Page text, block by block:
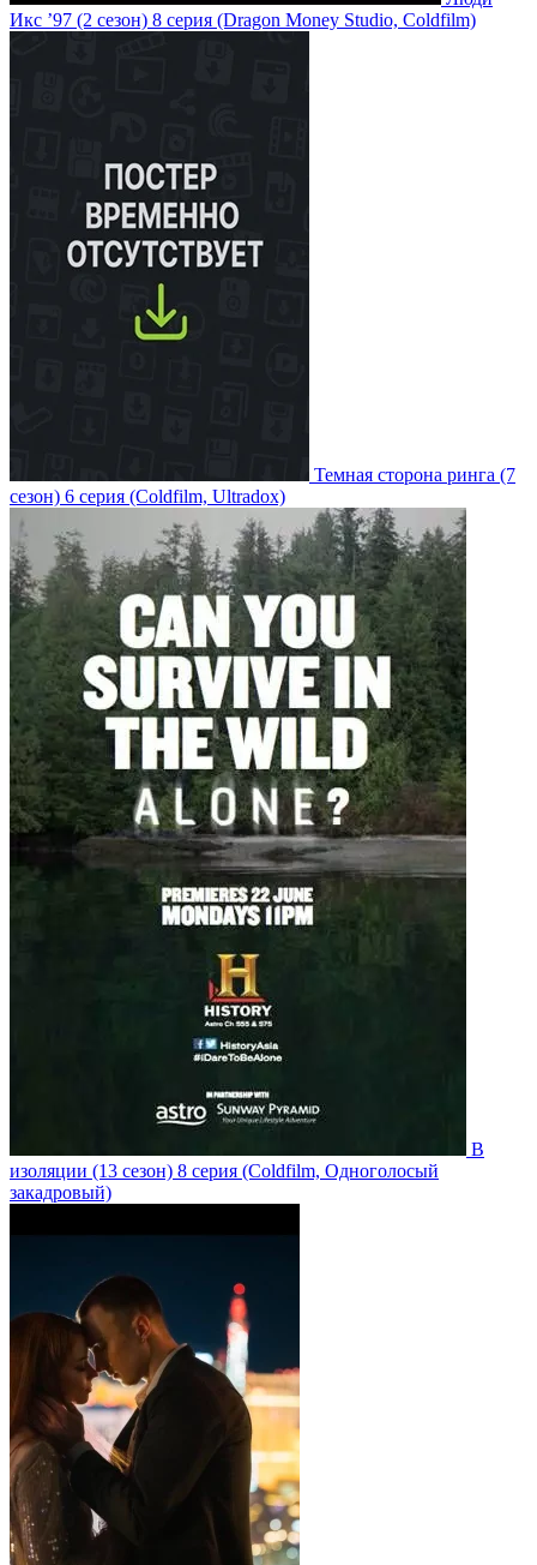
Икс ’97 (2 сезон) 8 серия (Dragon Money Studio, Coldfilm)
Темная сторона ринга (7
сезон) 6 серия (Coldfilm, Ultradox)
В
изоляции (13 сезон) 8 серия (Coldfilm, Одноголосый
закадровый)